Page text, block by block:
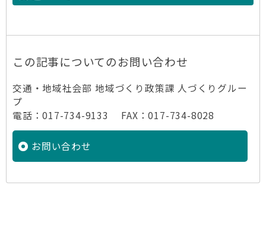
この記事についてのお問い合わせ
交通・地域社会部 地域づくり政策課 人づくりグルー
プ
電話：017-734-9133 FAX：017-734-8028
お問い合わせ